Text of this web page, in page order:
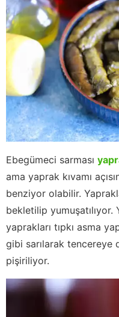
Ebegümeci sarması
ama yaprak kıvamı
benziyor olabilir.
bekletilip yumuşatılıyor.
yaprakları tıpkı asma
gibi sarılarak tencereye
pişiriliyor.